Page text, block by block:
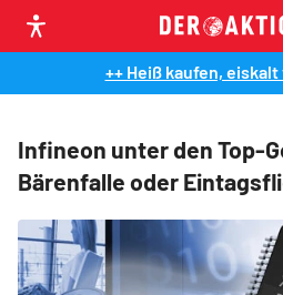
++ Heiß kaufen,
Infineon unter den Top-
Bärenfalle oder